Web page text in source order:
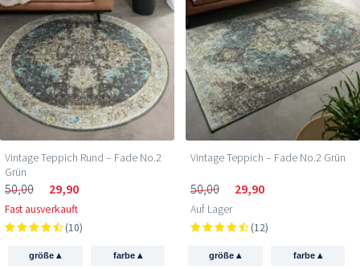
Vintage Teppich Rund – Fade No.2
Grün
50,00 29,90
Fast ausverkauft
(10)
größe▴ farbe ▴
Vintage Teppich – Fade No.2 Grün
50,00 29,90
Auf Lager
(12)
größe▴ farbe ▴